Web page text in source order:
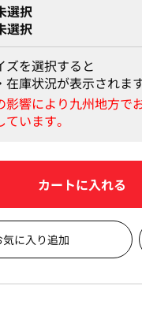
選択
選択
ズを選択すると
在庫状況が表示されま
カートに入れる